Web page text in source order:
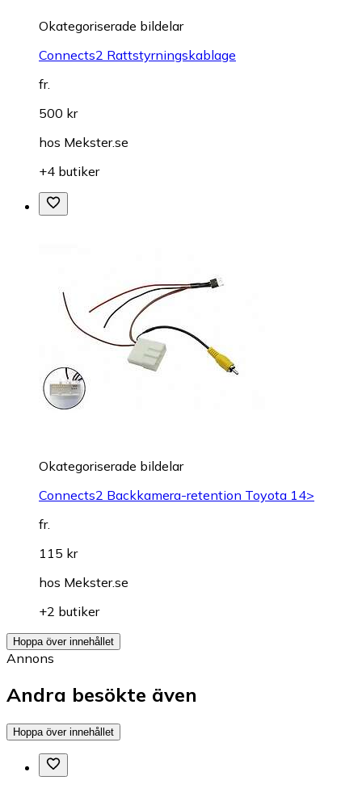
Okategoriserade bildelar
Connects2 Rattstyrningskablage
fr.
500 kr
hos Mekster.se
+4 butiker
Okategoriserade bildelar
Connects2 Backkamera-retention Toyota 14>
fr.
115 kr
hos Mekster.se
+2 butiker
Hoppa över innehållet
Annons
Andra besökte även
Hoppa över innehållet